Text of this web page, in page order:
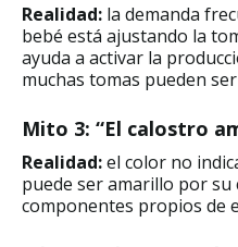
Realidad: la demanda
bebé está ajustando la
ayuda a activar la
muchas tomas pueden
Mito 3: “El calostro
Realidad:el color no
puede ser amarillo por
componentes propios de